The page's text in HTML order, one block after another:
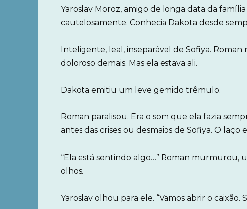
Yaroslav Moroz, amigo de longa data da
cautelosamente. Conhecia Dakota desde
Inteligente, leal, inseparável de Sofiya.
doloroso demais. Mas ela estava ali.
Dakota emitiu um leve gemido trêmulo.
Roman paralisou. Era o som que ela fazia
antes das crises ou desmaios de Sofiya. O laço
“Ela está sentindo algo…” Roman murmurou,
olhos.
Yaroslav olhou para ele. “Vamos abrir o caixão.